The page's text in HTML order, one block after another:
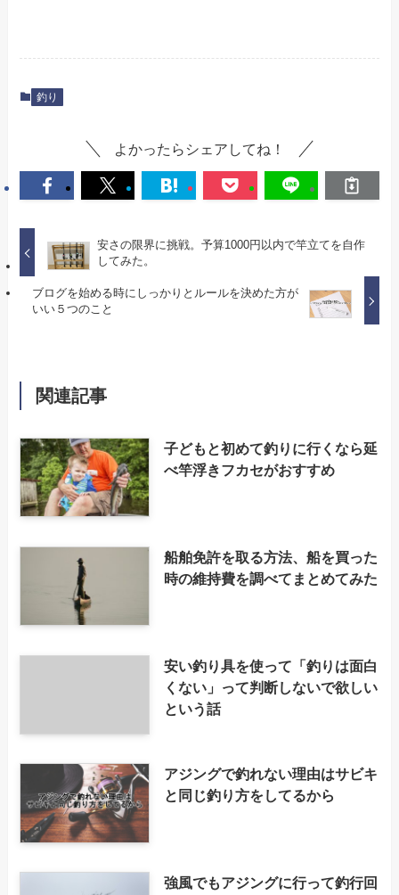
釣り
よかったらシェアしてね！
安さの限界に挑戦。予算1000円以内で竿立てを自作
してみた。
ブログを始める時にしっかりとルールを決めた方が
いい５つのこと
関連記事
子どもと初めて釣りに行くなら延
べ竿浮きフカセがおすすめ
船舶免許を取る方法、船を買った
時の維持費を調べてまとめてみた
安い釣り具を使って「釣りは面白
くない」って判断しないで欲しい
という話
アジングで釣れない理由はサビキ
と同じ釣り方をしてるから
強風でもアジングに行って釣行回